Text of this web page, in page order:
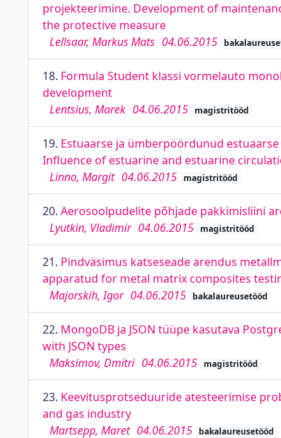
projekteerimine. Development of
the protective measure
Lellsaar, Markus Mats 04.06.2015
18. Formula Student klassi vormelauto
development
Lentsius, Marek 04.06.2015 magistritööd
19. Estuaarse ja ümberpöördunud
Influence of estuarine and estuarine
Linno, Margit 04.06.2015 magistritööd
20. Aerosoolpudelite põhjade pakkimisliini
Lyutkin, Vladimir 04.06.2015 magistritööd
21. Pindväsimus katseseade arendus
apparatud for metal matrix composites
Majorskih, Igor 04.06.2015 bakalaureusetööd
22. MongoDB ja JSON tüüpe kasutava
with JSON types
Maksimov, Dmitri 04.06.2015 magistritööd
23. Keevitusprotseduuride atesteerimise
and gas industry
Martsepp, Maret 04.06.2015 bakalaureusetööd